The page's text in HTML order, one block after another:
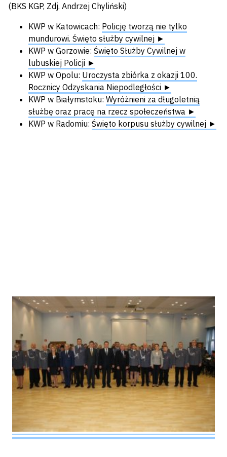
(BKS KGP, Zdj. Andrzej Chyliński)
KWP w Katowicach: Policję tworzą nie tylko
mundurowi. Święto służby cywilnej ►
KWP w Gorzowie: Święto Służby Cywilnej w
lubuskiej Policji ►
KWP w Opolu: Uroczysta zbiórka z okazji 100.
Rocznicy Odzyskania Niepodległości ►
KWP w Białymstoku: Wyróżnieni za długoletnią
służbę oraz pracę na rzecz społeczeństwa ►
KWP w Radomiu: Święto korpusu służby cywilnej ►